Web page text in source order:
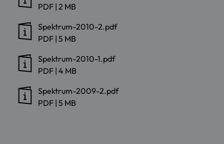
PDF | 2 MB
Spektrum-2010-2.pdf
PDF | 5 MB
Spektrum-2010-1.pdf
PDF | 4 MB
Spektrum-2009-2.pdf
PDF | 5 MB